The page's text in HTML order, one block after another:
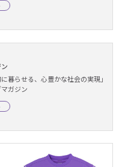
に暮らせる、心豊かな社会の実現」
ガジン